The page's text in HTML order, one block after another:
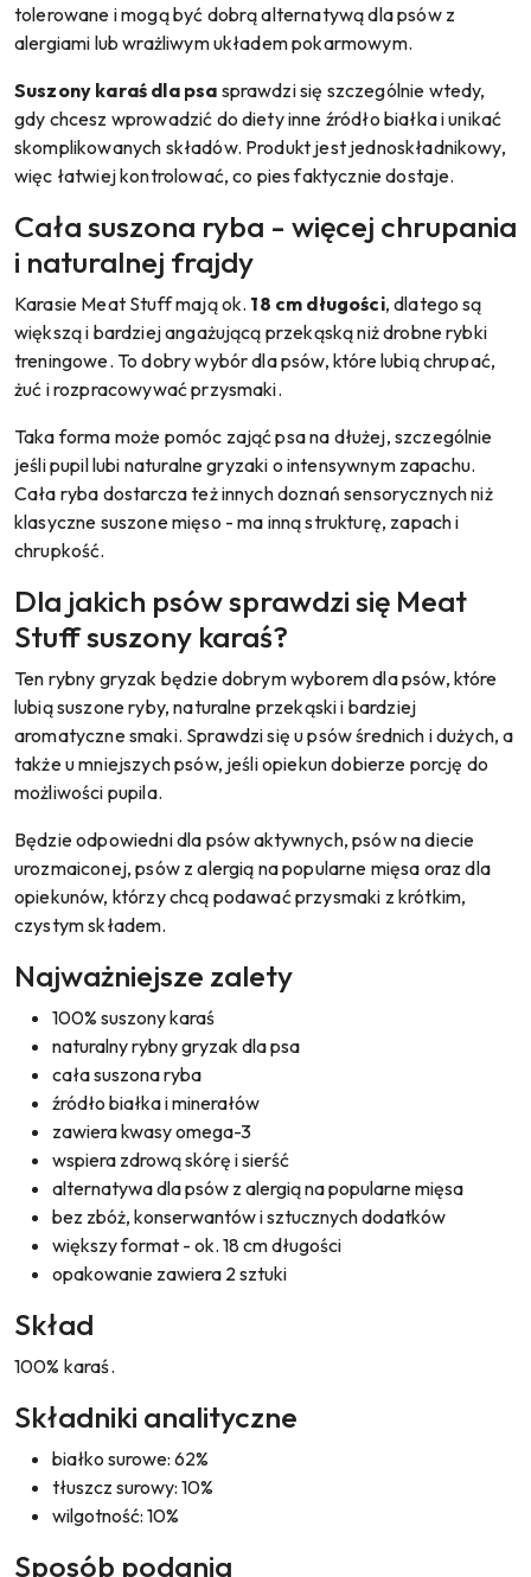
tolerowane i mogą być dobrą alternatywą dla psów z
alergiami lub wrażliwym układem pokarmowym.
Suszony karaś dla psa sprawdzi się szczególnie wtedy,
gdy chcesz wprowadzić do diety inne źródło białka i unikać
skomplikowanych składów. Produkt jest jednoskładnikowy,
więc łatwiej kontrolować, co pies faktycznie dostaje.
Cała suszona ryba - więcej chrupania
i naturalnej frajdy
Karasie Meat Stuff mają ok. 18 cm długości, dlatego są
większą i bardziej angażującą przekąską niż drobne rybki
treningowe. To dobry wybór dla psów, które lubią chrupać,
żuć i rozpracowywać przysmaki.
Taka forma może pomóc zająć psa na dłużej, szczególnie
jeśli pupil lubi naturalne gryzaki o intensywnym zapachu.
Cała ryba dostarcza też innych doznań sensorycznych niż
klasyczne suszone mięso - ma inną strukturę, zapach i
chrupkość.
Dla jakich psów sprawdzi się Meat
Stuff suszony karaś?
Ten rybny gryzak będzie dobrym wyborem dla psów, które
lubią suszone ryby, naturalne przekąski i bardziej
aromatyczne smaki. Sprawdzi się u psów średnich i dużych, a
także u mniejszych psów, jeśli opiekun dobierze porcję do
możliwości pupila.
Będzie odpowiedni dla psów aktywnych, psów na diecie
urozmaiconej, psów z alergią na popularne mięsa oraz dla
opiekunów, którzy chcą podawać przysmaki z krótkim,
czystym składem.
Najważniejsze zalety
100% suszony karaś
naturalny rybny gryzak dla psa
cała suszona ryba
źródło białka i minerałów
zawiera kwasy omega-3
wspiera zdrową skórę i sierść
alternatywa dla psów z alergią na popularne mięsa
bez zbóż, konserwantów i sztucznych dodatków
większy format - ok. 18 cm długości
opakowanie zawiera 2 sztuki
Skład
100% karaś.
Składniki analityczne
białko surowe: 62%
tłuszcz surowy: 10%
wilgotność: 10%
Sposób podania